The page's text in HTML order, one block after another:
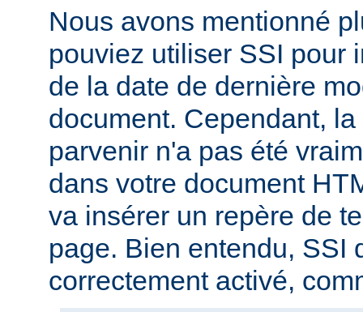
Nous avons mentionné
pouviez utiliser SSI pour
de la date de dernière
document. Cependant,
parvenir n'a pas été
dans votre document
va insérer un repère de
page. Bien entendu, SSI
correctement activé,